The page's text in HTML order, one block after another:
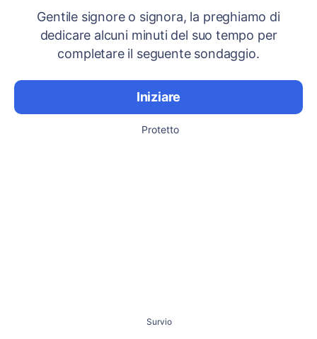
Gentile signore o signora, la preghiamo di
dedicare alcuni minuti del suo tempo per
completare il seguente sondaggio.
Iniziare
Protetto
Survio